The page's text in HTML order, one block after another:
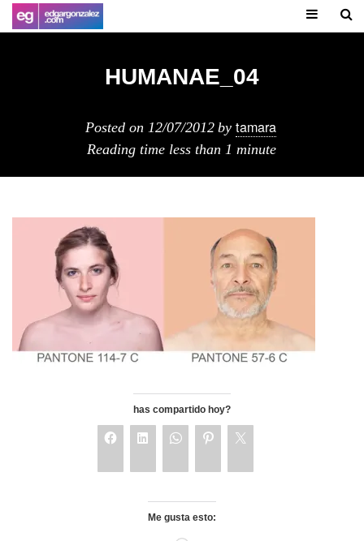
HUMANAE_04
Posted on 12/07/2012 by tamara
Reading time less than 1 minute
has compartido hoy?
Me gusta esto: